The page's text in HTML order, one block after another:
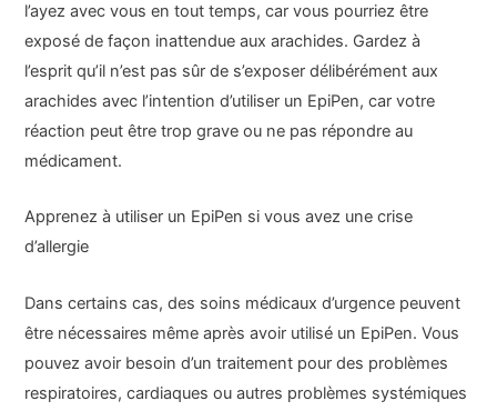
l’ayez avec vous en tout temps, car vous pourriez être
exposé de façon inattendue aux arachides. Gardez à
l’esprit qu’il n’est pas sûr de s’exposer délibérément aux
arachides avec l’intention d’utiliser un EpiPen, car votre
réaction peut être trop grave ou ne pas répondre au
médicament.
Apprenez à utiliser un EpiPen si vous avez une crise
d’allergie
Dans certains cas, des soins médicaux d’urgence peuvent
être nécessaires même après avoir utilisé un EpiPen. Vous
pouvez avoir besoin d’un traitement pour des problèmes
respiratoires, cardiaques ou autres problèmes systémiques